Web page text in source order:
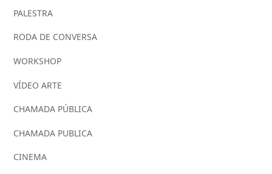
PALESTRA
RODA DE CONVERSA
WORKSHOP
VÍDEO ARTE
CHAMADA PÚBLICA
CHAMADA PUBLICA
CINEMA